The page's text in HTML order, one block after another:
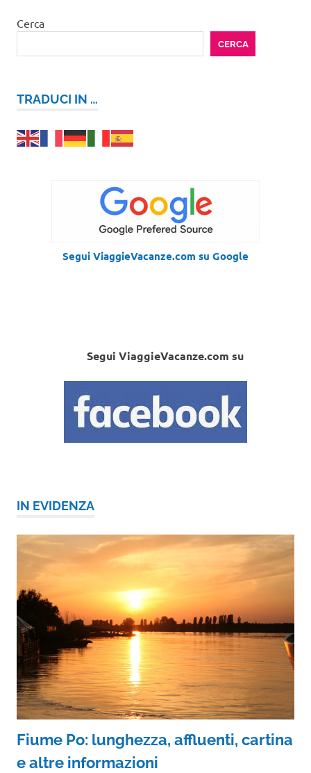
Cerca
CERCA
TRADUCI IN …
Segui ViaggieVacanze.com su Google
Segui ViaggieVacanze.com su
IN EVIDENZA
Fiume Po: lunghezza, affluenti, cartina
e altre informazioni